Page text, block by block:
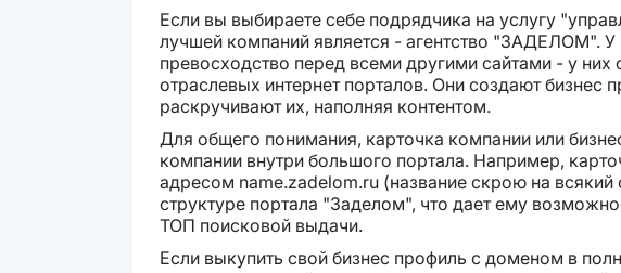
Если вы выбираете себе подрядчика на услугу
лучшей компаний является - агентство "ЗАДЕЛОМ".
превосходство перед всеми другими сайтами - у них
отраслевых интернет порталов. Они создают бизнес
раскручивают их, наполняя контентом.
Для общего понимания, карточка компании или
компании внутри большого портала. Например,
адресом name.zadelom.ru (название скрою на
структуре портала "Заделом", что дает ему
ТОП поисковой выдачи.
Если выкупить свой бизнес профиль с доменом в